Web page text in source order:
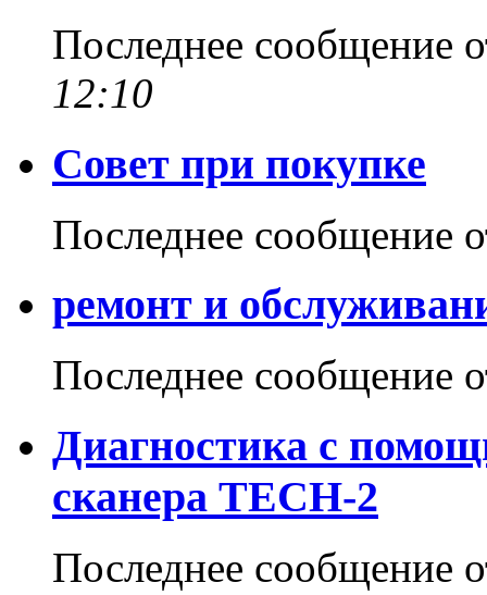
Последнее сообщение
12:10
Совет при покупке
Последнее сообщение
ремонт и
Последнее сообщение
Диагностика с
сканера TECH-2
Последнее сообщение